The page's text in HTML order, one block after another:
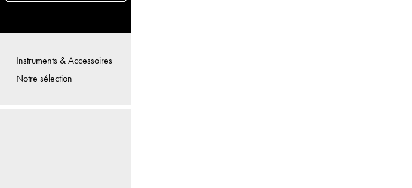
Instruments & Accessoires
Notre sélection